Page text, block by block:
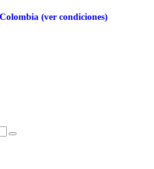
(ver condiciones)